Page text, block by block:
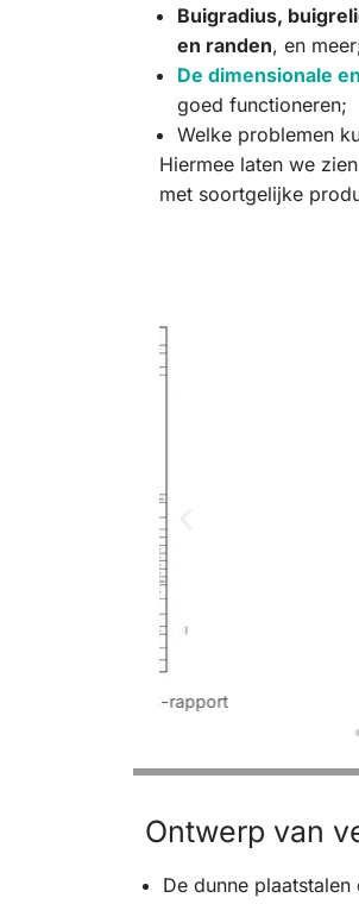
Buigradius,
en randen, en
De dimensionale
goed functioneren;
Welke problemen
Hiermee laten we
met soortgelijke
Ontwerp van
De dunne